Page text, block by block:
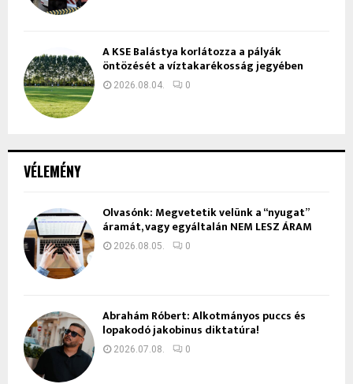
VÉLEMÉNY
Olvasónk: Megvetetik velünk a “nyugat”
áramát, vagy egyáltalán NEM LESZ ÁRAM
2026.08.05. 0
Ábrahám Róbert: Alkotmányos puccs és
lopakodó jakobinus diktatúra!
2026.07.08. 0
A KSE Balástya korlátozza a pályák
öntözését a víztakarékosság jegyében
2026.08.04. 0